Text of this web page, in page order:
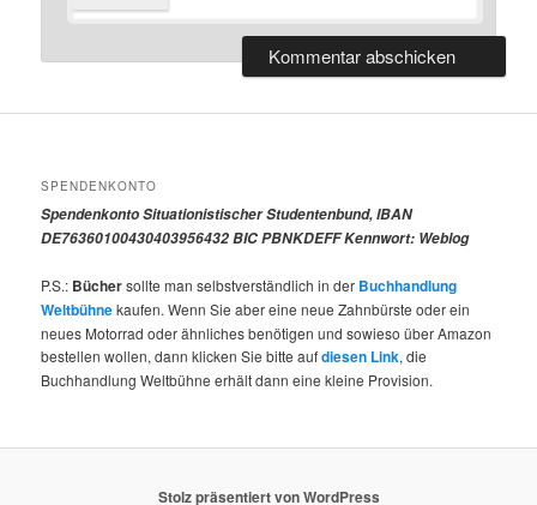
SPENDENKONTO
Spendenkonto Situationistischer Studentenbund, IBAN
DE76360100430403956432 BIC PBNKDEFF Kennwort: Weblog
P.S.: Büchersollte man selbstverständlich in der Buchhandlung
Weltbühnekaufen. Wenn Sie aber eine neue Zahnbürste oder ein
neues Motorrad oder ähnliches benötigen und sowieso über Amazon
bestellen wollen, dann klicken Sie bitte aufdiesen Link, die
Buchhandlung Weltbühne erhält dann eine kleine Provision.
Stolz präsentiert von WordPress